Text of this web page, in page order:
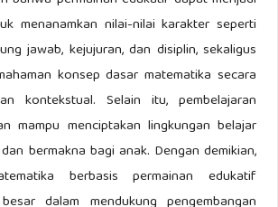
menanamkan nilai-nilai karakter seperti
jawab, kejujuran, dan disiplin, sekaligus
konsep dasar matematika secara
kontekstual. Selain itu, pembelajaran
mampu menciptakan lingkungan belajar
bermakna bagi anak. Dengan demikian,
berbasis permainan edukatif